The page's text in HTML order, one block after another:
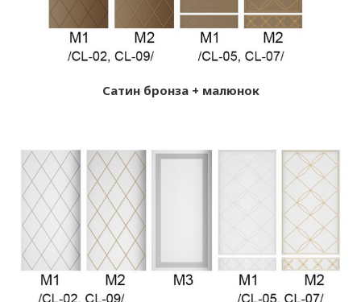
Сатин бронза + малюнок